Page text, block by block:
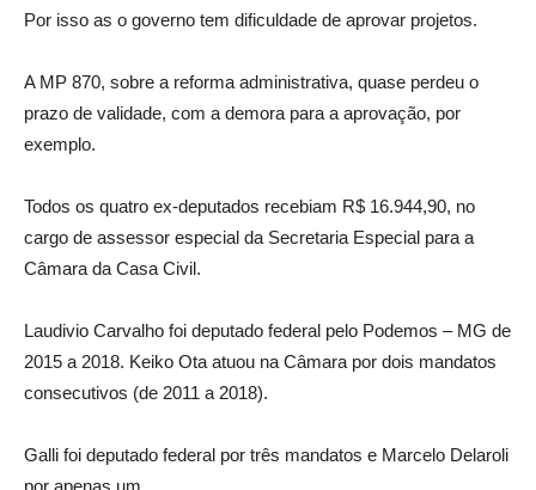
Por isso as o governo tem dificuldade de aprovar projetos.
A MP 870, sobre a reforma administrativa, quase perdeu o
prazo de validade, com a demora para a aprovação, por
exemplo.
Todos os quatro ex-deputados recebiam R$ 16.944,90, no
cargo de assessor especial da Secretaria Especial para a
Câmara da Casa Civil.
Laudivio Carvalho foi deputado federal pelo Podemos – MG de
2015 a 2018. Keiko Ota atuou na Câmara por dois mandatos
consecutivos (de 2011 a 2018).
Galli foi deputado federal por três mandatos e Marcelo Delaroli
por apenas um.